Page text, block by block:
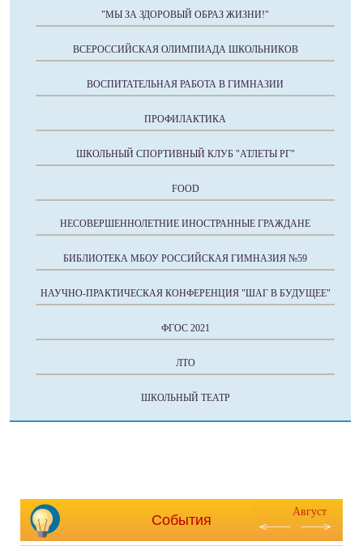
"МЫ ЗА ЗДОРОВЫЙ ОБРАЗ ЖИЗНИ!"
ВСЕРОССИЙСКАЯ ОЛИМПИАДА ШКОЛЬНИКОВ
ВОСПИТАТЕЛЬНАЯ РАБОТА В ГИМНАЗИИ
ПРОФИЛАКТИКА
ШКОЛЬНЫЙ СПОРТИВНЫЙ КЛУБ "АТЛЕТЫ РГ"
FOOD
НЕСОВЕРШЕННОЛЕТНИЕ ИНОСТРАННЫЕ ГРАЖДАНЕ
БИБЛИОТЕКА МБОУ РОССИЙСКАЯ ГИМНАЗИЯ №59
НАУЧНО-ПРАКТИЧЕСКАЯ КОНФЕРЕНЦИЯ "ШАГ В БУДУЩЕЕ"
ФГОС 2021
ЛТО
ШКОЛЬНЫЙ ТЕАТР
События
Август